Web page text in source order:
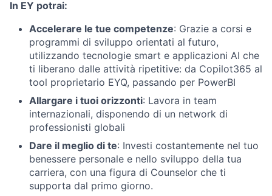
In EY potrai:
Accelerare le tue competenze: Grazie a corsi e
programmi di sviluppo orientati al futuro,
utilizzando tecnologie smart e applicazioni AI che
ti liberano dalle attività ripetitive: da Copilot365 al
tool proprietario EYQ, passando per PowerBI
Allargare i tuoi orizzonti: Lavora in team
internazionali, disponendo di un network di
professionisti globali
Dare il meglio di te: Investi costantemente nel tuo
benessere personale e nello sviluppo della tua
carriera, con una figura di Counselor che ti
supporta dal primo giorno.